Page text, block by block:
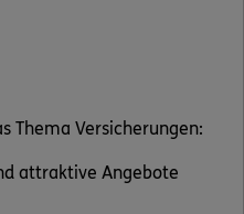
Thema Versicherungen:
attraktive Angebote